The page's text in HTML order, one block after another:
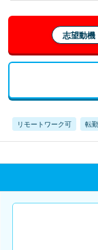
志望動機
リモートワーク可 転勤